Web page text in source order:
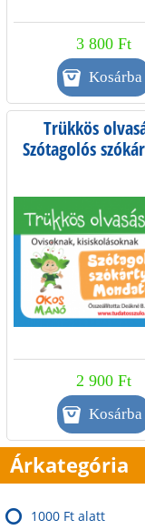
3 800 Ft
Trükkös
Szótagolós
2 900 Ft
Árkategória
1000 Ft alatt